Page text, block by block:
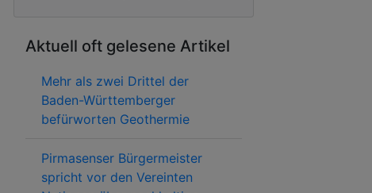
Aktuell oft gelesene Artikel
Mehr als zwei Drittel der
Baden-Württemberger
befürworten Geothermie
Pirmasenser Bürgermeister
spricht vor den Vereinten